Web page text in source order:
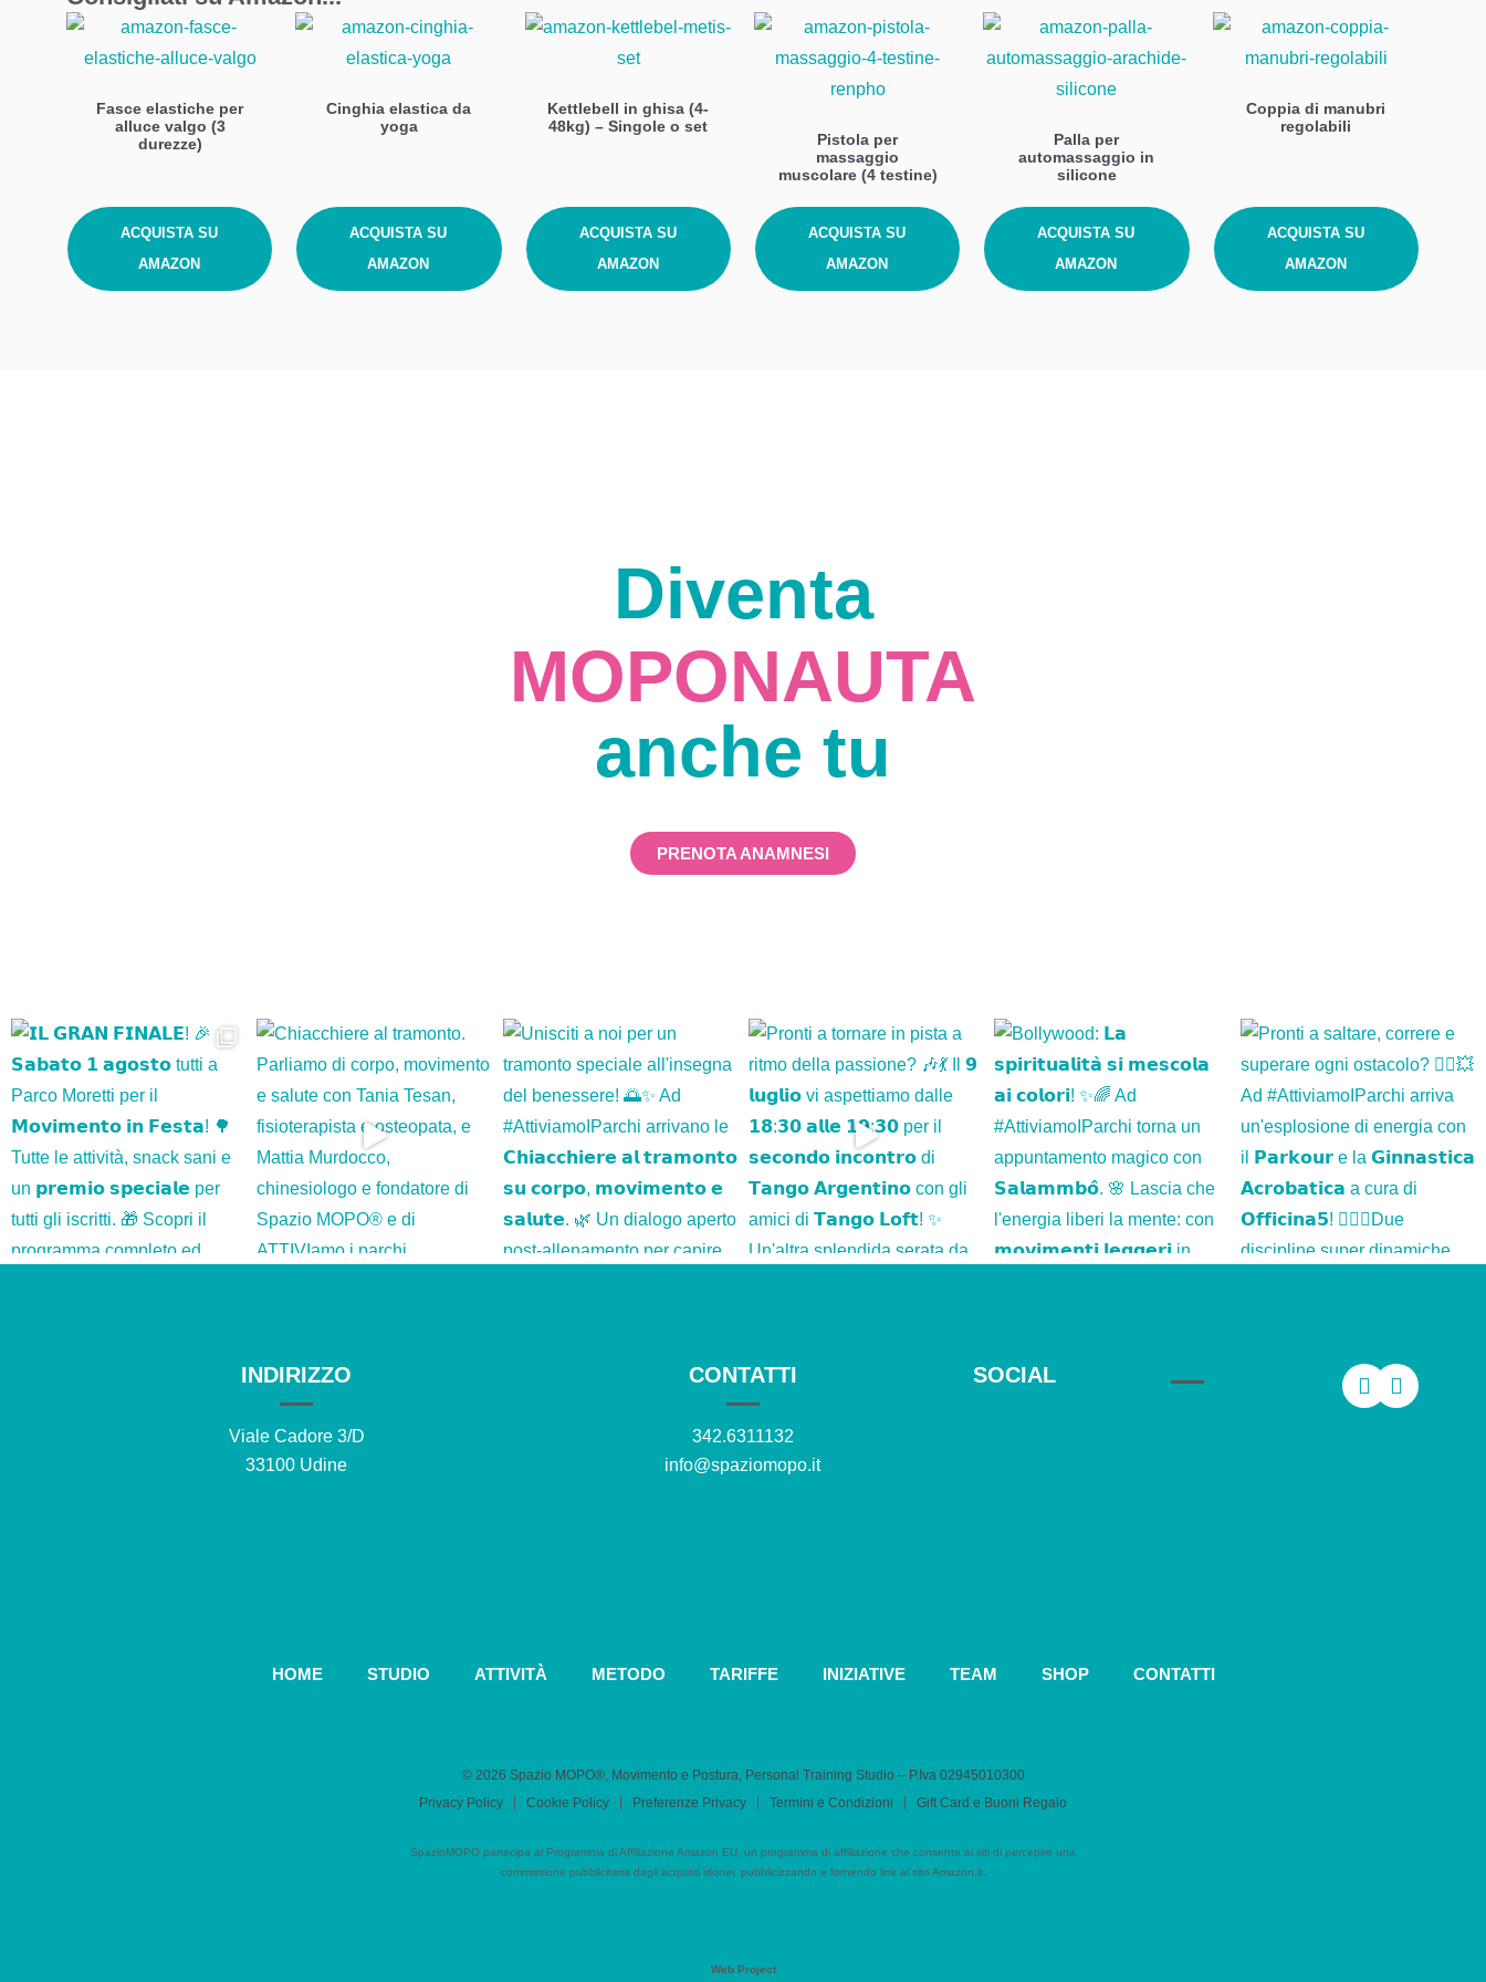
Fasce elastiche per
alluce valgo (3
durezze)
ACQUISTA SU
AMAZON
Cinghia elastica da
yoga
ACQUISTA SU
AMAZON
Kettlebell in ghisa (4-
48kg) – Singole o set
ACQUISTA SU
AMAZON
Pistola per
massaggio
muscolare (4 testine)
ACQUISTA SU
AMAZON
Palla per
automassaggio in
silicone
ACQUISTA SU
AMAZON
Coppia di manubri
regolabili
ACQUISTA SU
AMAZON
Diventa
MOPONAUTA
anche tu
PRENOTA ANAMNESI
INDIRIZZO
Viale Cadore 3/D
33100 Udine
CONTATTI
342.6311132
info@spaziomopo.it
SOCIAL
HOME STUDIO ATTIVITÀ METODO TARIFFE INIZIATIVE TEAM SHOP CONTATTI
© 2026 Spazio MOPO®, Movimento e Postura, Personal Training Studio – P.Iva 0​2945010300
Privacy Policy
Cookie Policy Preferenze Privacy Termini e Condizioni Gift Card e Buoni Regalo
SpazioMOPO partecipa al Programma di Affiliazione Amazon EU, un programma di affiliazione che consente ai siti di percepire una
commissione pubblicitaria dagli acquisti idonei, pubblicizzando e fornendo link al sito Amazon.it.
Web Project